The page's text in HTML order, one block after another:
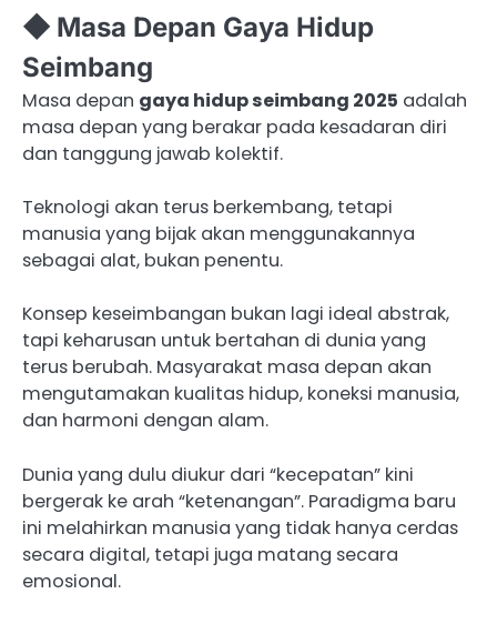
◆ Masa Depan Gaya Hidup
Seimbang
Masa depan gaya hidup seimbang 2025 adalah
masa depan yang berakar pada kesadaran diri
dan tanggung jawab kolektif.
Teknologi akan terus berkembang, tetapi
manusia yang bijak akan menggunakannya
sebagai alat, bukan penentu.
Konsep keseimbangan bukan lagi ideal abstrak,
tapi keharusan untuk bertahan di dunia yang
terus berubah. Masyarakat masa depan akan
mengutamakan kualitas hidup, koneksi manusia,
dan harmoni dengan alam.
Dunia yang dulu diukur dari “kecepatan” kini
bergerak ke arah “ketenangan”. Paradigma baru
ini melahirkan manusia yang tidak hanya cerdas
secara digital, tetapi juga matang secara
emosional.